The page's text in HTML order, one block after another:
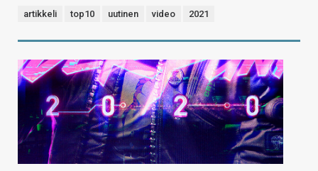
artikkeli top10 uutinen video 2021